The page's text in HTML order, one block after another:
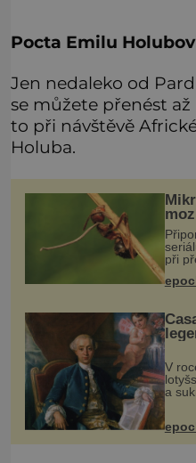
Pocta Emilu
Jen nedaleko od
se můžete přenést
to při návštěvě
Holuba.
při
V
a
Jeho